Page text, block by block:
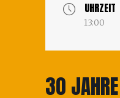
UHRZEIT
13:00
30